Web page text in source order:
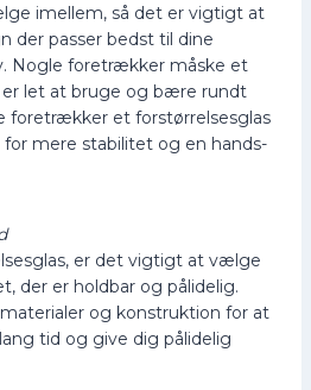
imellem, så det er vigtigt at
der passer bedst til dine
Nogle foretrækker måske et
er let at bruge og bære rundt
foretrækker et forstørrelsesglas
mere stabilitet og en hands-
er det vigtigt at vælge
der er holdbar og pålidelig.
og konstruktion for at
tid og give dig pålidelig